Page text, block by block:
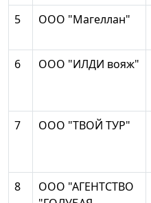
5
ООО "Магеллан"
6
ООО "ИЛДИ вояж"
7
ООО "ТВОЙ ТУР"
8
ООО "АГЕНТСТВО